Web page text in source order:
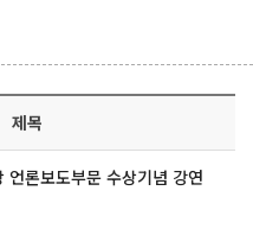
제목
론보도부문 수상기념 강연